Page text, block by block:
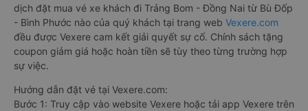
dịch đặt mua vé xe khách đi Trảng Bom - Đồng Nai từ Bù Đốp
- Bình Phước nào của quý khách tại trang web Vexere.com
đều được Vexere cam kết giải quyết sự cố. Chính sách tặng
coupon giảm giá hoặc hoàn tiền sẽ tùy theo từng trường hợp
sự việc.
Hướng dẫn đặt vé tại Vexere.com:
Bước 1: Truy cập vào website Vexere hoặc tải app Vexere trên